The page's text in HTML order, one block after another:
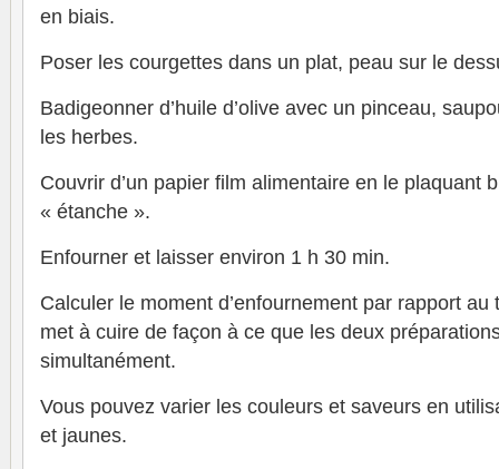
en biais.
Poser les courgettes dans un plat, peau sur le
Badigeonner d’huile d’olive avec un pinceau,
les herbes.
Couvrir d’un papier film alimentaire en le plaquant
« étanche ».
Enfourner et laisser environ 1 h 30 min.
Calculer le moment d’enfournement par rapport au
met à cuire de façon à ce que les deux
simultanément.
Vous pouvez varier les couleurs et saveurs en
et jaunes.